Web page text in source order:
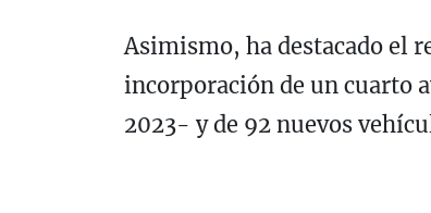
Asimismo, ha destacado el
incorporación de un cuarto
2023- y de 92 nuevos